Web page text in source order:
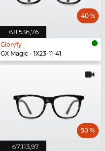
₺8.536,76
40 %
Gloryfy
GX Magic - 1X23-11-41
₺7.113,97
50 %